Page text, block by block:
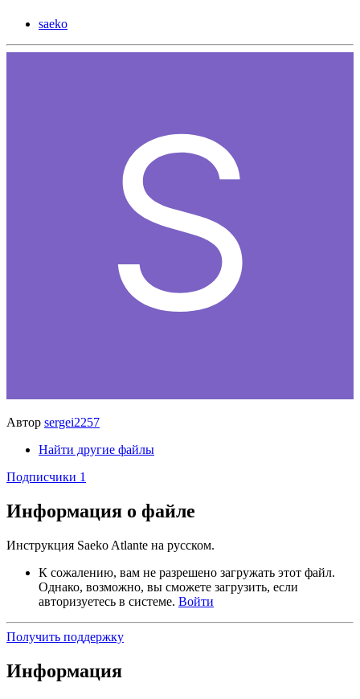
saeko
Автор sergei2257
Найти другие файлы
Подписчики 1
Информация о файле
Инструкция Saeko Atlante на русском.
К сожалению, вам не разрешено загружать этот файл.
Однако, возможно, вы сможете загрузить, если
авторизуетесь в системе. Войти
Получить поддержку
Информация